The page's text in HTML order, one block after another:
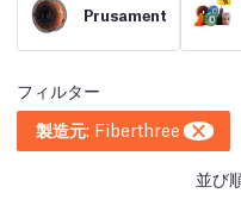
Prusament
フィルター
製造元: Fiberthree
並び